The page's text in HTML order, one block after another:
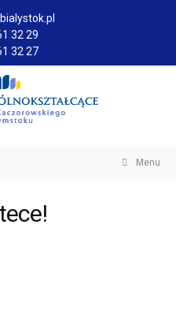
32 29
32 27
Menu